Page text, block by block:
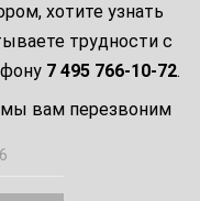
хотите узнать
трудности с
7 495 766-10-72.
мы вам перезвоним